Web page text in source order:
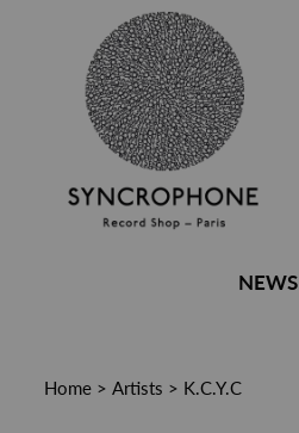
NEWS
Home > Artists > K.C.Y.C